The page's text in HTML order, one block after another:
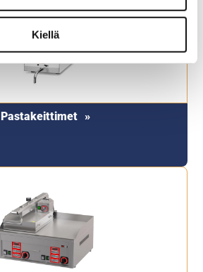
Kiellä
Pastakeittimet